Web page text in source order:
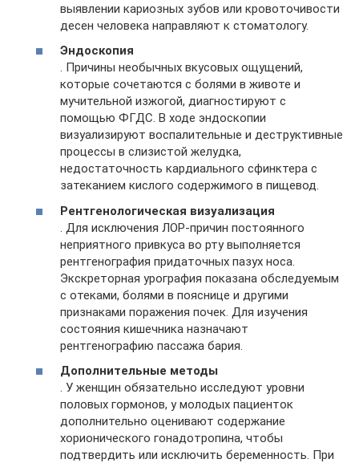
выявлении кариозных зубов или кровоточивости
десен человека направляют к стоматологу.
Эндоскопия
. Причины необычных вкусовых ощущений,
которые сочетаются с болями в животе и
мучительной изжогой, диагностируют с
помощью ФГДС. В ходе эндоскопии
визуализируют воспалительные и деструктивные
процессы в слизистой желудка,
недостаточность кардиального сфинктера с
затеканием кислого содержимого в пищевод.
Рентгенологическая визуализация
. Для исключения ЛОР-причин постоянного
неприятного привкуса во рту выполняется
рентгенография придаточных пазух носа.
Экскреторная урография показана обследуемым
с отеками, болями в пояснице и другими
признаками поражения почек. Для изучения
состояния кишечника назначают
рентгенографию пассажа бария.
Дополнительные методы
. У женщин обязательно исследуют уровни
половых гормонов, у молодых пациенток
дополнительно оценивают содержание
хорионического гонадотропина, чтобы
подтвердить или исключить беременность. При